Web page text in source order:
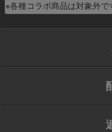
※各種コラボ商品は対象外で